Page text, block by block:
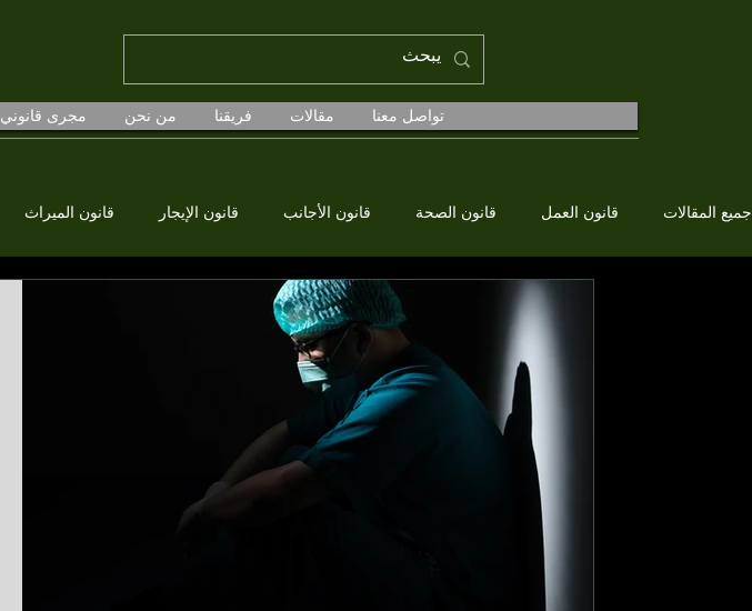
مجرى قانوني من نحن فريقنا مقالات تواصل معنا
جميع المقالات قانون العمل قانون الصحة قانون الأجانب قانون الإيجار قانون الميراث
دعوى الخطأ الطبي (خطأ الطبيب)
ما هو الخطأ الطبي؟ الخطأ الطبي، بمعناه الحرفي، يعني خطأ الطبيب.
يمكن رفع دعوى الخطأ الطبي إذا أدت تدخلات الطبيب أو مؤسسة الرعاية
الصحية...
قانون الجريمة
Av. Mücahit Enes KARADAĞ